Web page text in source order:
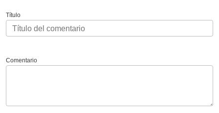
Título
Comentario